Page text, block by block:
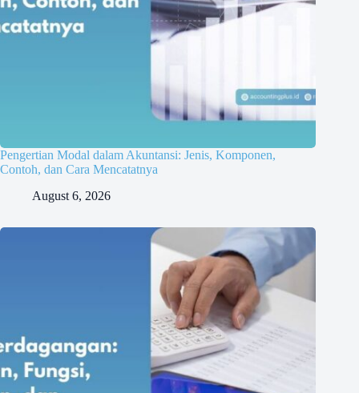
Pengertian Modal dalam Akuntansi: Jenis, Komponen,
Contoh, dan Cara Mencatatnya
August 6, 2026